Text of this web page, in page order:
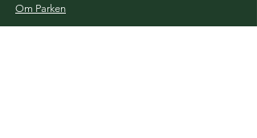
Om Parken